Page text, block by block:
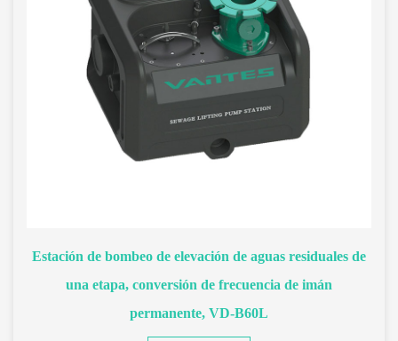
Estación de bombeo de elevación de aguas residuales de
una etapa, conversión de frecuencia de imán
permanente, VD-B60L